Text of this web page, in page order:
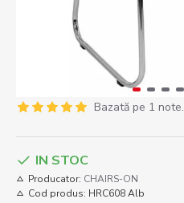
Bazată pe 1 note.
IN STOC
Producator: CHAIRS-ON
Cod produs: HRC608 Alb